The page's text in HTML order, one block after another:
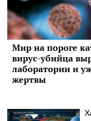
Мир на пороге
вирус-убийца
лаборатории и
жертвы